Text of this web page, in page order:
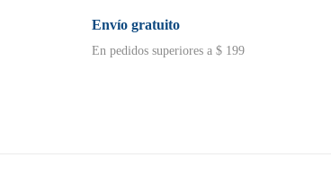
Envío gratuito
En pedidos superiores a $ 199